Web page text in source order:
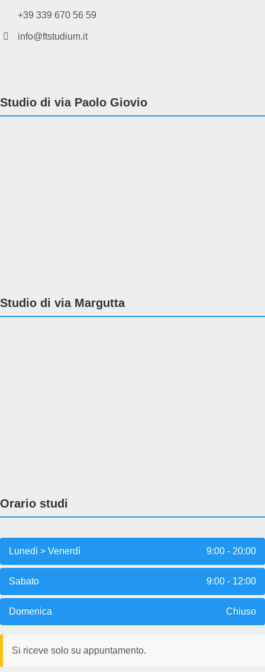
+39 339 670 56 59
info@ftstudium.it
Studio di via Paolo Giovio
Studio di via Margutta
Orario studi
Lunedì > Venerdì 9:00 - 20:00
Sabato 9:00 - 12:00
Domenica Chiuso
Si riceve solo su appuntamento.